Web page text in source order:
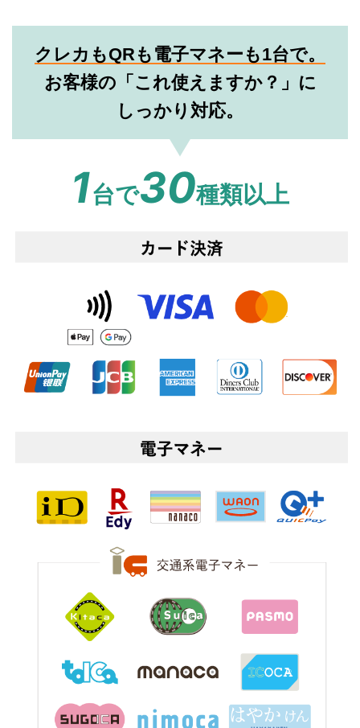
クレカもQRも電子マネーも1台で。
お客様の「これ使えますか？」に
しっかり対応。
1台で30種類以上